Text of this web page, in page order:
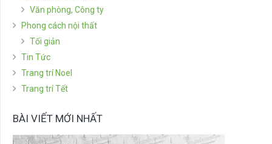
Văn phòng, Công ty
Phong cách nội thất
Tối giản
Tin Tức
Trang trí Noel
Trang trí Tết
BÀI VIẾT MỚI NHẤT